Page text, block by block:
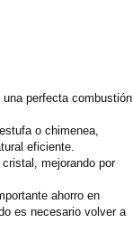
perfecta combustión
o chimenea,
eficiente.
mejorando por
ahorro en
es necesario volver a